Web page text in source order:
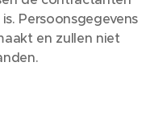
Persoonsgegevens
en zullen niet